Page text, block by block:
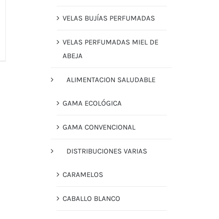
VELAS BUJÍAS PERFUMADAS
VELAS PERFUMADAS MIEL DE
ABEJA
ALIMENTACION SALUDABLE
GAMA ECOLÓGICA
GAMA CONVENCIONAL
DISTRIBUCIONES VARIAS
CARAMELOS
CABALLO BLANCO